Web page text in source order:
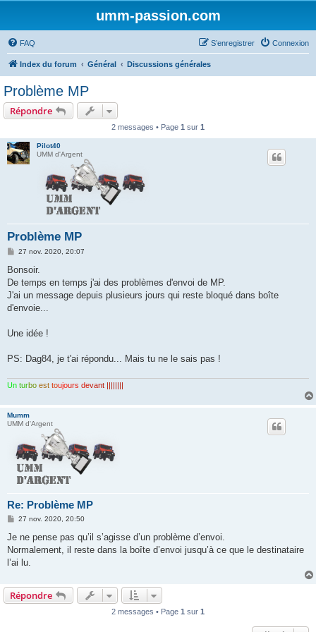
umm-passion.com
FAQ Connexion
S’enregistrer
Index du forum Général Discussions générales
Problème MP
Répondre
2 messages • Page 1 sur 1
Pilot40
UMM d'Argent
Problème MP
M
s
a
g
27 nov. 2020, 20:07
Bonsoir.
De temps en temps j'ai des problèmes d'envoi de MP.
J'ai un message depuis plusieurs jours qui reste bloqué dans boîte
d'envoie...
Une idée !
PS: Dag84, je t'ai répondu... Mais tu ne le sais pas !
Un turbo est toujours devant ||||||||
Mumm
UMM d'Argent
Re: Problème MP
M
s
a
g
27 nov. 2020, 20:50
Je ne pense pas qu’il s’agisse d’un problème d’envoi.
Normalement, il reste dans la boîte d’envoi jusqu’à ce que le destinataire
l’ai lu.
Répondre
2 messages • Page 1 sur 1